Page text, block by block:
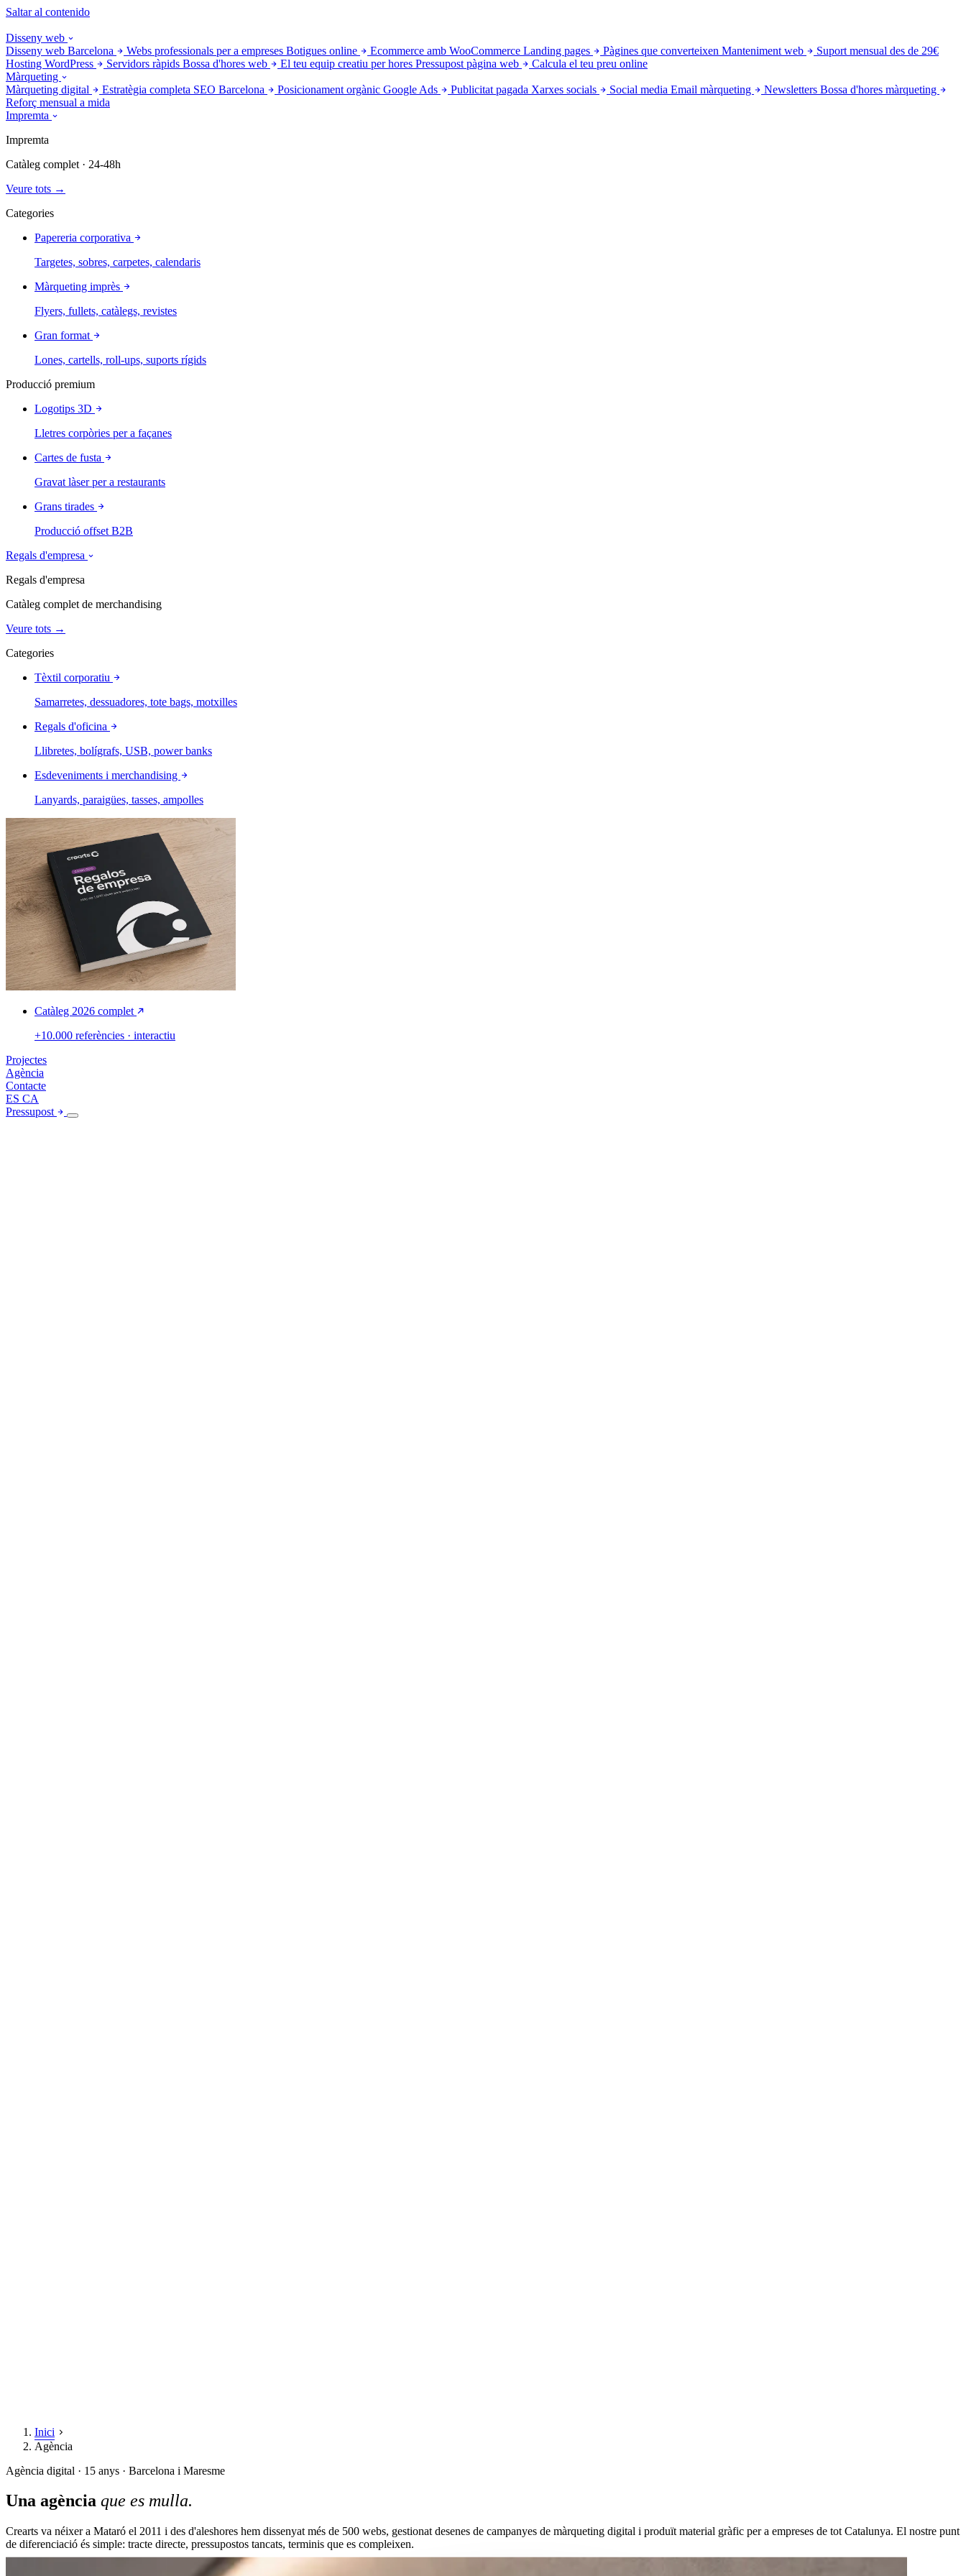
Saltar al contenido
Disseny web
Disseny web Barcelona
Webs professionals per a empreses Botigues online Ecommerce amb WooCommerce Landing pages Pàgines que converteixen Manteniment web
Suport mensual des de 29€
Hosting WordPress
Servidors ràpids Bossa d'hores web El teu equip creatiu per hores Pressupost pàgina web
Calcula el teu preu online
Màrqueting
Màrqueting digital
Estratègia completa SEO Barcelona Posicionament orgànic Google Ads Publicitat pagada Xarxes socials Social media Email màrqueting Newsletters Bossa d'hores màrqueting
Reforç mensual a mida
Impremta
Impremta
Catàleg complet · 24-48h
Veure tots →
Categories
Papereria corporativa
Targetes, sobres, carpetes, calendaris
Màrqueting imprès
Flyers, fullets, catàlegs, revistes
Gran format
Lones, cartells, roll-ups, suports rígids
Producció premium
Logotips 3D
Lletres corpòries per a façanes
Cartes de fusta
Gravat làser per a restaurants
Grans tirades
Producció offset B2B
Regals d'empresa
Regals d'empresa
Catàleg complet de merchandising
Veure tots →
Categories
Tèxtil corporatiu
Samarretes, dessuadores, tote bags, motxilles
Regals d'oficina
Llibretes, bolígrafs, USB, power banks
Esdeveniments i merchandising
Lanyards, paraigües, tasses, ampolles
Catàleg 2026 complet
+10.000 referències · interactiu
Projectes
Agència
Contacte
ES CA
Pressupost
Inici
Agència
Agència digital · 15 anys · Barcelona i Maresme
Una agència que es mulla.
Crearts va néixer a Mataró el 2011 i des d'aleshores hem dissenyat més de 500 webs, gestionat desenes de campanyes de màrqueting digital i produït material gràfic per a empreses de tot Catalunya. El nostre punt
de diferenciació és simple: tracte directe, pressupostos tancats, terminis que es compleixen.